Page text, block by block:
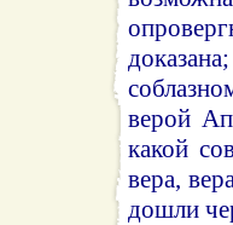
верой
какой
вера,
дошли